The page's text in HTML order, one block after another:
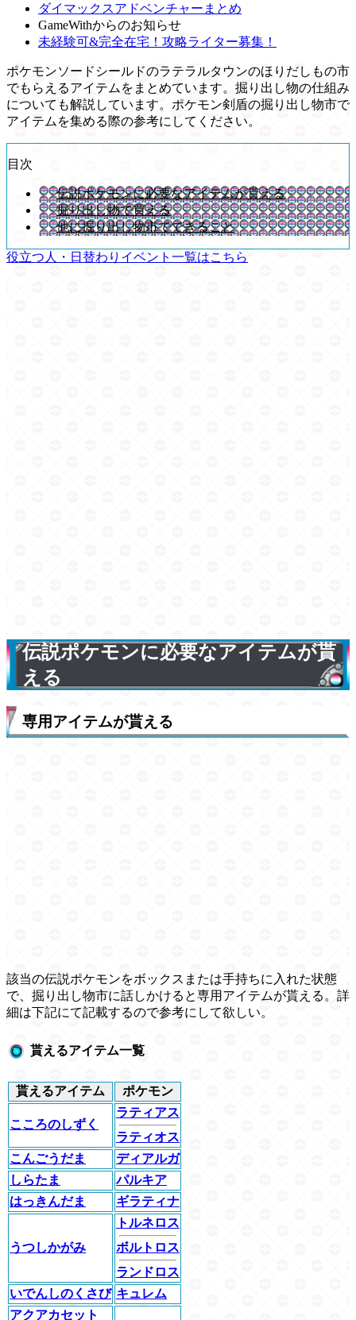
ダイマックスアドベンチャーまとめ
GameWithからのお知らせ
未経験可&完全在宅！攻略ライター募集！
ポケモンソードシールドのラテラルタウンのほりだしもの市
でもらえるアイテムをまとめています。掘り出し物の仕組み
についても解説しています。ポケモン剣盾の掘り出し物市で
アイテムを集める際の参考にしてください。
目次
伝説ポケモンに必要なアイテムが貰える
掘り出し物で買える
他に掘り出し物市でできること
役立つ人・日替わりイベント一覧はこちら
伝説ポケモンに必要なアイテムが貰
える
専用アイテムが貰える
該当の伝説ポケモンをボックスまたは手持ちに入れた状態
で、掘り出し物市に話しかけると専用アイテムが貰える。詳
細は下記にて記載するので参考にして欲しい。
貰えるアイテム一覧
貰えるアイテム ポケモン
こころのしずく
ラティアス
ラティオス
こんごうだま
ディアルガ
しらたま
パルキア
はっきんだま
ギラティナ
うつしかがみ
トルネロス
ボルトロス
ランドロス
いでんしのくさび キュレム
アクアカセット